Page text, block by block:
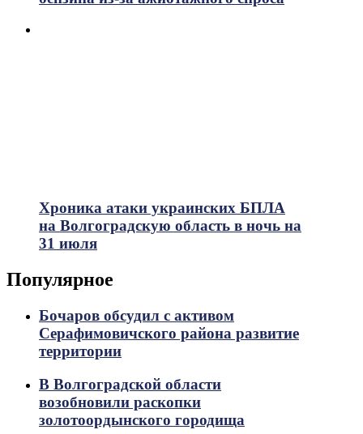
Хроника атаки украинских БПЛА
на Волгоградскую область в ночь на
31 июля
Популярное
Бочаров обсудил с активом
Серафимовичского района развитие
территории
В Волгоградской области
возобновили раскопки
золотоордынского городища